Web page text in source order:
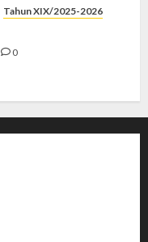
Tahun XIX/2025-2026
0